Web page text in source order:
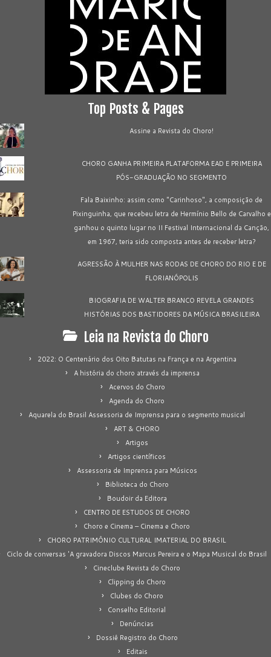
Top Posts & Pages
Assine a Revista do Choro!
CHORO GANHA PRIMEIRA PLATAFORMA EAD E PRIMEIRA
PÓS-GRADUAÇÃO NO SEGMENTO
Fala Baixinho: assim como "Carinhoso", a composição de
Pixinguinha, que recebeu letra de Hermínio Bello de Carvalho e
ganhou o quinto lugar no II Festival Internacional da Canção,
em 1967, teria sido composta antes de receber letra?
AGRESSÃO À MULHER NAS RODAS DE CHORO DO RIO E DE
FLORIANÓPOLIS
BIOGRAFIA DE WALTER BRANCO REVELA GRANDES
HISTÓRIAS DOS BASTIDORES DA MÚSICA BRASILEIRA
Leia na Revista do Choro
2022: O Centenário dos Oito Batutas na França e na Argentina
A história do choro através da imprensa
Acervos do Choro
Agenda do Choro
Aquarela do Brasil Assessoria de Imprensa para o segmento musical
ART & CHORO
Artigos
Artigos científicos
Assessoria de Imprensa para Músicos
Biblioteca do Choro
Boudoir da Editora
CENTRO DE ESTUDOS DE CHORO
Choro e Cinema – Cinema e Choro
CHORO PATRIMÔNIO CULTURAL IMATERIAL DO BRASIL
Ciclo de conversas 'A gravadora Discos Marcus Pereira e o Mapa Musical do Brasil
Cineclube Revista do Choro
Clipping do Choro
Clubes do Choro
Conselho Editorial
Denúncias
Dossiê Registro do Choro
Editais